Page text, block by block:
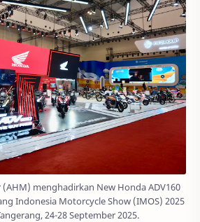
menghadirkan New Honda ADV160
Indonesia Motorcycle Show (IMOS) 2025
24-28 September 2025.